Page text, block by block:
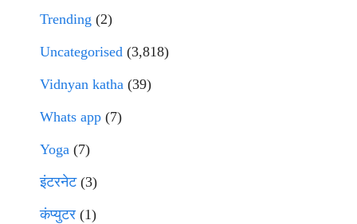
Trending (2)
Uncategorised (3,818)
Vidnyan katha (39)
Whats app (7)
Yoga (7)
इंटरनेट(3)
कंप्युटर (1)